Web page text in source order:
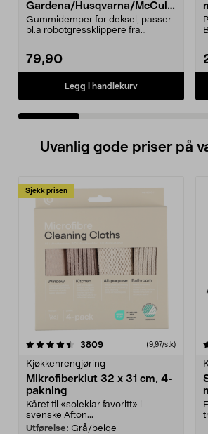
Gardena/Husqvarna/McCullo
ch/Flymo
Gummidemper for deksel, passer
bl.a robotgressklippere fra
79,90
Legg i handlekurv
Uvanlig gode priser på
Sjekk prisen
3809anmeldelser(9,97/stk)
Kjøkkenrengjøring
Mikrofiberklut 32 x 31 cm, 4-
pakning
Kåret til «soleklar favoritt» i
svenske Afton...
Utførelse: Grå/beige
4.5av 5 stjerner